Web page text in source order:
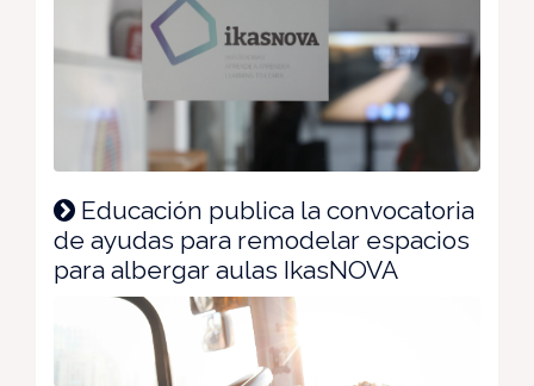
Educación publica la convocatoria
de ayudas para remodelar espacios
para albergar aulas IkasNOVA